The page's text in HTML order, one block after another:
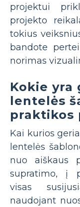
projektui
projekto
tokius
bandote
norimas
Kokie yra
lentelės
praktikos
Kai kurios
lentelės
nuo aiškaus
supratimo, į
visas
naudojant